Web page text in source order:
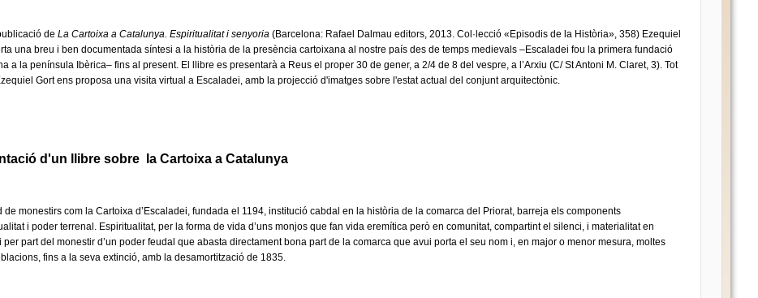
de La Cartoixa a Catalunya. Espiritualitat i senyoria(Barcelona: Rafael Dalmau editors, 2013. Col·lecció «Episodis de la Història», 358) Ezequiel
una breu i ben documentada síntesi a la història de la presència cartoixana al nostre país des de temps medievals –Escaladei fou la primera fundació
a la península Ibèrica– fins al present. El llibre es presentarà a Reus el proper 30 de gener, a 2/4 de 8 del vespre, a l’Arxiu (C/ St Antoni M. Claret, 3). Tot
Gort ens proposa una visita virtual a Escaladei, amb la projecció d'imatges sobre l'estat actual del conjunt arquitectònic.
d'un llibre sobre la Cartoixa a Catalunya
de monestirs com la Cartoixa d’Escaladei, fundada el 1194, institució cabdal en la història de la comarca del Priorat, barreja els components
i poder terrenal. Espiritualitat, per la forma de vida d’uns monjos que fan vida eremítica però en comunitat, compartint el silenci, i materialitat en
per part del monestir d’un poder feudal que abasta directament bona part de la comarca que avui porta el seu nom i, en major o menor mesura, moltes
fins a la seva extinció, amb la desamortització de 1835.